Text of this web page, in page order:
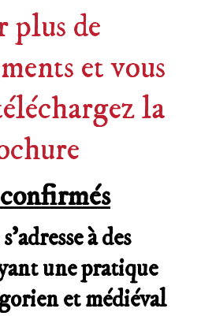
plus de
et vous
la
à des
une pratique
et médiéval